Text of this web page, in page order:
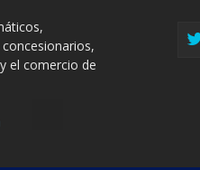
el comercio de